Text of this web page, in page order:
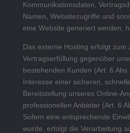
Kommunikationsdaten,
Namen, Websitezugriffe und
eine Website generiert werden,
Das externe Hosting erfolgt zum
Vertragserfüllung gegenüber
bestehenden Kunden (Art. 6
Interesse einer sicheren,
Bereitstellung unseres Online-
professionellen Anbieter (Art. 6
Sofern eine entsprechende
wurde, erfolgt die Verarbeitung